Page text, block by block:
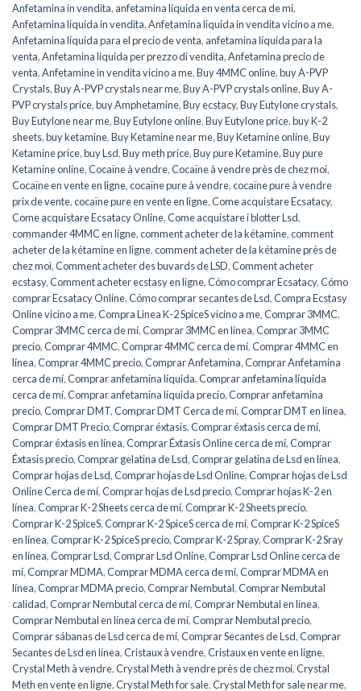
Anfetamina in vendita, anfetamina líquida en venta cerca de mí,
Anfetamina liquida in vendita,Anfetamina liquida in vendita vicino a me,
Anfetamina líquida para el precio de venta, anfetamina líquida para la
venta,Anfetamina liquida per prezzo di vendita,Anfetamina precio de
venta,Anfetamine in vendita vicino a me,Buy 4MMC online,buy A-PVP
Crystals,Buy A-PVP crystals near me,Buy A-PVP crystals online,Buy A-
PVP crystals price,buy Amphetamine,Buy ecstacy,Buy Eutylone crystals,
Buy Eutylone near me,Buy Eutylone online,Buy Eutylone price,buy K-2
sheets,buy ketamine,Buy Ketamine near me,Buy Ketamine online,Buy
Ketamine price,buy Lsd,Buy meth price,Buy pure Ketamine,Buy pure
Ketamine online,Cocaïne à vendre,Cocaïne à vendre près de chez moi,
Cocaïne en vente en ligne,cocaïne pure à vendre,cocaïne pure à vendre
prix de vente,cocaïne pure en vente en ligne,Come acquistare Ecsatacy,
Come acquistare Ecsatacy Online,Come acquistare i blotter Lsd,
commander 4MMC en ligne,comment acheter de la kétamine,comment
acheter de la kétamine en ligne,comment acheter de la kétamine près de
chez moi,Comment acheter des buvards de LSD,Comment acheter
ecstasy,Comment acheter ecstasy en ligne,Cómo comprar Ecsatacy,Cómo
comprar Ecsatacy Online,Cómo comprar secantes de Lsd,Compra Ecstasy
Online vicino a me,Compra Linea K-2 SpiceS vicino a me,Comprar 3MMC,
Comprar 3MMC cerca de mí,Comprar 3MMC en línea,Comprar 3MMC
precio,Comprar 4MMC,Comprar 4MMC cerca de mí,Comprar 4MMC en
línea,Comprar 4MMC precio,Comprar Anfetamina,Comprar Anfetamina
cerca de mí,Comprar anfetamina líquida,Comprar anfetamina líquida
cerca de mí,Comprar anfetamina líquida precio,Comprar anfetamina
precio,Comprar DMT,Comprar DMT Cerca de mí,Comprar DMT en línea,
Comprar DMT Precio,Comprar éxtasis,Comprar éxtasis cerca de mí,
Comprar éxtasis en línea,Comprar Éxtasis Online cerca de mí,Comprar
Éxtasis precio,Comprar gelatina de Lsd,Comprar gelatina de Lsd en línea,
Comprar hojas de Lsd,Comprar hojas de Lsd Online,Comprar hojas de Lsd
Online Cerca de mí,Comprar hojas de Lsd precio,Comprar hojas K-2 en
línea,Comprar K-2 Sheets cerca de mí,Comprar K-2 Sheets precio,
Comprar K-2 SpiceS,Comprar K-2 SpiceS cerca de mí,Comprar K-2 SpiceS
en línea,Comprar K-2 SpiceS precio,Comprar K-2 Spray,Comprar K-2 Sray
en línea,Comprar Lsd,Comprar Lsd Online,Comprar Lsd Online cerca de
mí,Comprar MDMA,Comprar MDMA cerca de mí,Comprar MDMA en
línea,Comprar MDMA precio,Comprar Nembutal,Comprar Nembutal
calidad,Comprar Nembutal cerca de mí,Comprar Nembutal en línea,
Comprar Nembutal en línea cerca de mí,Comprar Nembutal precio,
Comprar sábanas de Lsd cerca de mí,Comprar Secantes de Lsd,Comprar
Secantes de Lsd en línea,Cristaux à vendre,Cristaux en vente en ligne,
Crystal Meth à vendre,Crystal Meth à vendre près de chez moi,Crystal
Meth en vente en ligne,Crystal Meth for sale,Crystal Meth for sale near me,